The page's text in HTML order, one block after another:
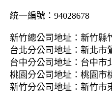
統一編號：94028678
新竹總公司地址：新竹縣
台北分公司地址：新北市
台中分公司地址：台中市
桃園分公司地址：桃園市
新竹分公司地址：新竹市